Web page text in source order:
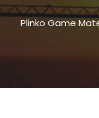
Plinko Game